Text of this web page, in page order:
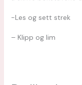
-Les og sett strek
– Klipp og lim